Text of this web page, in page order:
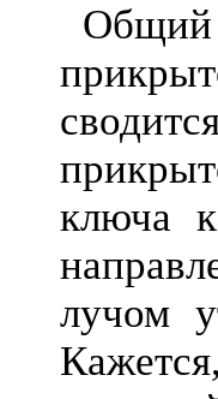
Общий
ключа
лучом